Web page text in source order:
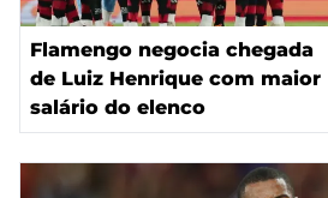
Flamengo negocia chegada
de Luiz Henrique com maior
salário do elenco